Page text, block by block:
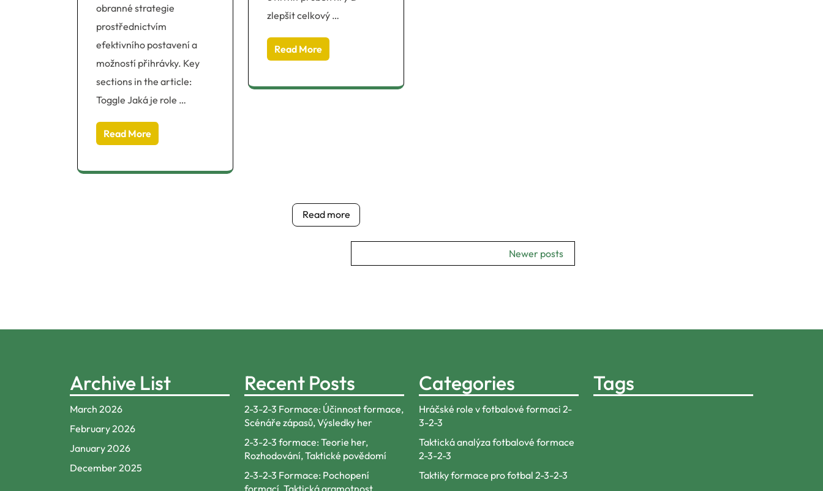
obranné strategie
prostřednictvím
efektivního postavení a
možností přihrávky. Key
sections in the article:
Toggle Jaká je role …
Read More
zlepšit celkový …
Read More
Read more
Newer posts
Archive List
March 2026
February 2026
January 2026
December 2025
Recent Posts
2-3-2-3 Formace: Účinnost formace,
Scénáře zápasů, Výsledky her
2-3-2-3 formace: Teorie her,
Rozhodování, Taktické povědomí
2-3-2-3 Formace: Pochopení
Categories
Hráčské role v fotbalové formaci 2-
3-2-3
Taktická analýza fotbalové formace
2-3-2-3
Taktiky formace pro fotbal 2-3-2-3
Tags